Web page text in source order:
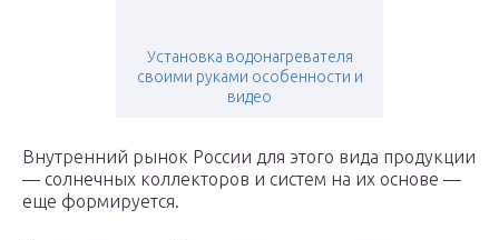
Установка водонагревателя
своими руками особенности и
видео
Внутренний рынок России для этого вида продукции
— солнечных коллекторов и систем на их основе —
еще формируется.